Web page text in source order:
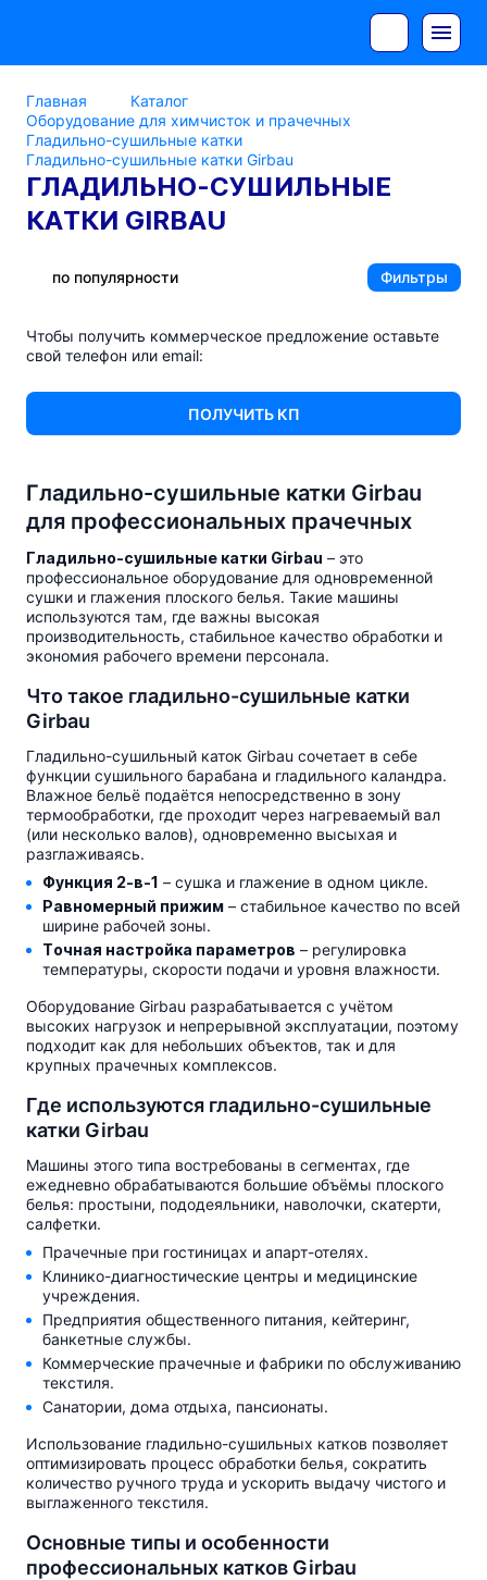
Главная
Каталог
Оборудование для химчисток и прачечных
Гладильно-сушильные катки
Гладильно-сушильные катки Girbau
ГЛАДИЛЬНО-СУШИЛЬНЫЕ
КАТКИ GIRBAU
по популярности Фильтры
Чтобы получить коммерческое предложение оставьте
свой телефон или email:
ПОЛУЧИТЬ КП
Гладильно-сушильные катки Girbau
для профессиональных прачечных
Гладильно-сушильные катки Girbau – это
профессиональное оборудование для одновременной
сушки и глажения плоского белья. Такие машины
используются там, где важны высокая
производительность, стабильное качество обработки и
экономия рабочего времени персонала.
Что такое гладильно-сушильные катки
Girbau
Гладильно-сушильный каток Girbau сочетает в себе
функции сушильного барабана и гладильного каландра.
Влажное бельё подаётся непосредственно в зону
термообработки, где проходит через нагреваемый вал
(или несколько валов), одновременно высыхая и
разглаживаясь.
Функция 2-в-1 – сушка и глажение в одном цикле.
Равномерный прижим – стабильное качество по всей
ширине рабочей зоны.
Точная настройка параметров – регулировка
температуры, скорости подачи и уровня влажности.
Оборудование Girbau разрабатывается с учётом
высоких нагрузок и непрерывной эксплуатации, поэтому
подходит как для небольших объектов, так и для
крупных прачечных комплексов.
Где используются гладильно-сушильные
катки Girbau
Машины этого типа востребованы в сегментах, где
ежедневно обрабатываются большие объёмы плоского
белья: простыни, пододеяльники, наволочки, скатерти,
салфетки.
Прачечные при гостиницах и апарт-отелях.
Клинико-диагностические центры и медицинские
учреждения.
Предприятия общественного питания, кейтеринг,
банкетные службы.
Коммерческие прачечные и фабрики по обслуживанию
текстиля.
Санатории, дома отдыха, пансионаты.
Использование гладильно-сушильных катков позволяет
оптимизировать процесс обработки белья, сократить
количество ручного труда и ускорить выдачу чистого и
выглаженного текстиля.
Основные типы и особенности
профессиональных катков Girbau